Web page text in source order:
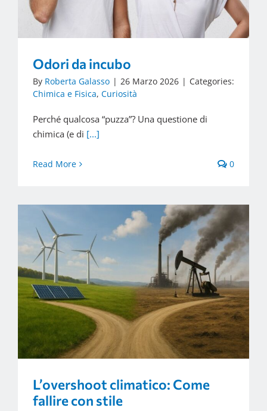
Odori da incubo
By Roberta Galasso | 26 Marzo 2026 | Categories:
Chimica e Fisica, Curiosità
Perché qualcosa “puzza”? Una questione di
chimica (e di [...]
Read More 0
L’overshoot climatico: Come
fallire con stile